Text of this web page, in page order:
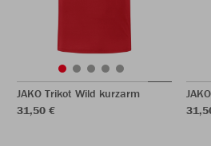
JAKO Trikot Wild kurzarm
31,50 €